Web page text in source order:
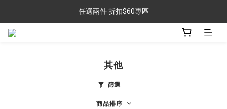
任選兩件 折扣$60專區
任選兩件 折扣$60專區
其他
篩選
商品排序